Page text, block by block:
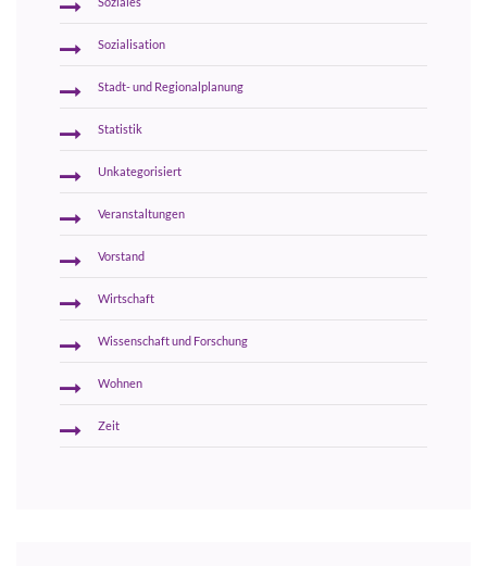
Sozialisation
Stadt- und Regionalplanung
Statistik
Unkategorisiert
Veranstaltungen
Vorstand
Wirtschaft
Wissenschaft und Forschung
Wohnen
Zeit